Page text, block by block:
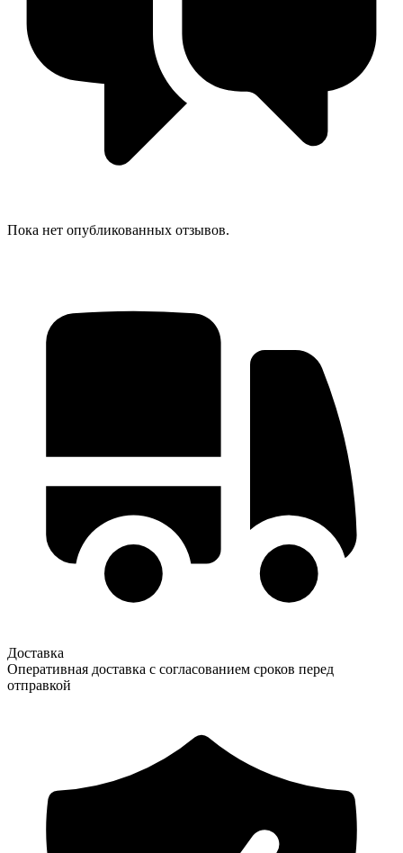
Пока нет опубликованных отзывов.
Доставка
Оперативная доставка с согласованием сроков перед
отправкой